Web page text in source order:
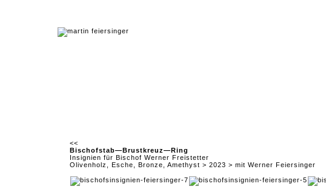
<<
Bischofstab—Brustkreuz—Ring
Insignien für Bischof Werner Freistetter
Olivenholz, Esche, Bronze, Amethyst > 2023 > mit Werner Feiersinger